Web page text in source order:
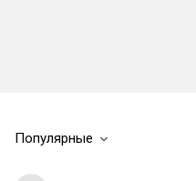
Популярные